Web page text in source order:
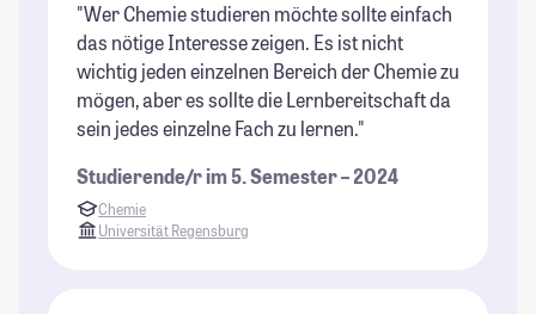
"Wer Chemie studieren möchte sollte einfach
das nötige Interesse zeigen. Es ist nicht
wichtig jeden einzelnen Bereich der Chemie zu
mögen, aber es sollte die Lernbereitschaft da
sein jedes einzelne Fach zu lernen."
Studierende/r im 5. Semester – 2024
Chemie
Universität Regensburg